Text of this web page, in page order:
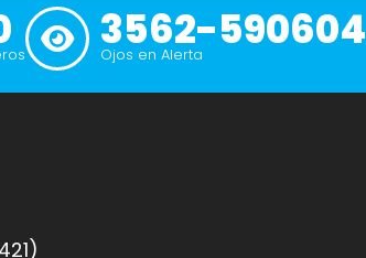
3562-590604
Ojos en Alerta